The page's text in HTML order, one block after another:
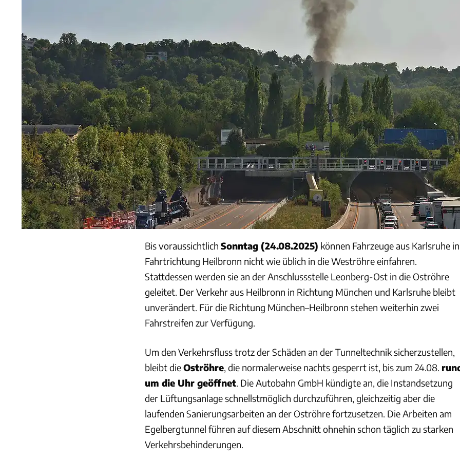
Bis voraussichtlich Sonntag (24.08.2025) können Fahrzeuge aus Karlsruhe in
Fahrtrichtung Heilbronn nicht wie üblich in die Weströhre einfahren.
Stattdessen werden sie an der Anschlussstelle Leonberg-Ost in die Oströhre
geleitet. Der Verkehr aus Heilbronn in Richtung München und Karlsruhe bleibt
unverändert. Für die Richtung München–Heilbronn stehen weiterhin zwei
Fahrstreifen zur Verfügung.
Um den Verkehrsfluss trotz der Schäden an der Tunneltechnik sicherzustellen,
bleibt dieOströhre , die normalerweise nachts gesperrt ist, bis zum 24.08.
um die Uhr geöffnet . Die Autobahn GmbH kündigte an, die Instandsetzung
der Lüftungsanlage schnellstmöglich durchzuführen, gleichzeitig aber die
laufenden Sanierungsarbeiten an der Oströhre fortzusetzen. Die Arbeiten am
Egelbergtunnel führen auf diesem Abschnitt ohnehin schon täglich zu starken
Verkehrsbehinderungen.